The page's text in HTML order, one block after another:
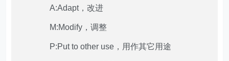
A:Adapt，改进
M:Modify，调整
P:Put to other use，用作其它用途